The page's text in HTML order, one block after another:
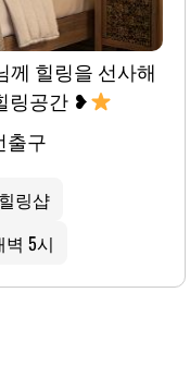
께 힐링을 선사해
링공간 ❥
출구
링샵
5시